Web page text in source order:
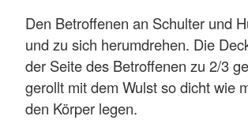
Den Betroffenen an Schulter und
und zu sich herumdrehen. Die
der Seite des Betroffenen zu 2/3
gerollt mit dem Wulst so dicht wie
den Körper legen.